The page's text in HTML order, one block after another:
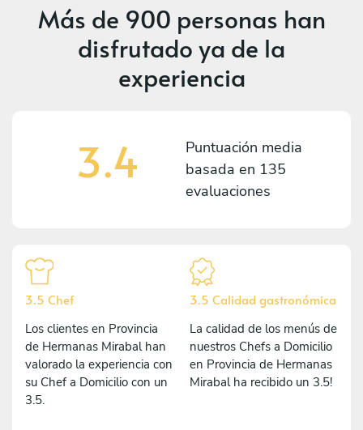
Más de 900 personas han
disfrutado ya de la
experiencia
3.4
Puntuación media
basada en 135
evaluaciones
3.5 Chef
Los clientes en Provincia
de Hermanas Mirabal han
valorado la experiencia con
su Chef a Domicilio con un
3.5.
3.5 Calidad gastronómica
La calidad de los menús de
nuestros Chefs a Domicilio
en Provincia de Hermanas
Mirabal ha recibido un 3.5!